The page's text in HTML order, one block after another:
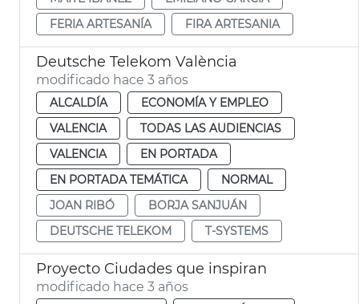
FERIA ARTESANÍA
FIRA ARTESANIA
Deutsche Telekom València
modificado hace 3 años
ALCALDÍA
ECONOMÍA Y EMPLEO
VALENCIA
TODAS LAS AUDIENCIAS
VALENCIA
EN PORTADA
EN PORTADA TEMÁTICA
NORMAL
JOAN RIBÓ
BORJA SANJUÁN
DEUTSCHE TELEKOM
T-SYSTEMS
Proyecto Ciudades que inspiran
modificado hace 3 años